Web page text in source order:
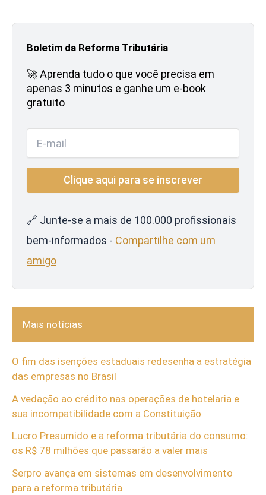
Boletim da Reforma Tributária
🚀 Aprenda tudo o que você precisa em
apenas 3 minutos e ganhe um e-book
gratuito
🔗 Junte-se a mais de 100.000 profissionais
bem-informados - Compartilhe com um
amigo
Mais notícias
O fim das isenções estaduais redesenha a estratégia
das empresas no Brasil
A vedação ao crédito nas operações de hotelaria e
sua incompatibilidade com a Constituição
Lucro Presumido e a reforma tributária do consumo:
os R$ 78 milhões que passarão a valer mais
Serpro avança em sistemas em desenvolvimento
para a reforma tributária